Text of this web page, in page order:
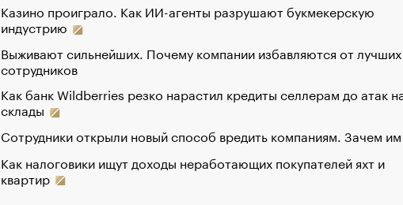
Казино проиграло. Как ИИ-агенты разрушают букмекерскую
индустрию
Выживают сильнейших. Почему компании избавляются от лучших
сотрудников
Как банк Wildberries резко нарастил кредиты селлерам до атак
склады
Сотрудники открыли новый способ вредить компаниям. Зачем
Как налоговики ищут доходы неработающих покупателей яхт и
квартир